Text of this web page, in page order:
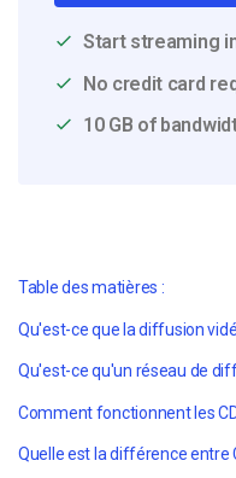
Start streaming
No credit card
10 GB of
Table des matières :
Qu'est-ce que la diffusion
Qu'est-ce qu'un réseau de
Comment fonctionnent les
Quelle est la différence entre